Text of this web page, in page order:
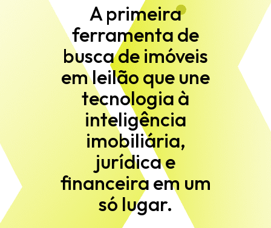
A primeira
ferramenta de
busca de imóveis
em leilão que une
tecnologia à
inteligência
imobiliária,
jurídica e
financeira em um
só lugar.